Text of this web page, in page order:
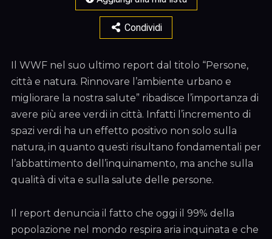
Condividi
Il WWF nel suo ultimo report dal titolo “Persone,
città e natura. Rinnovare l’ambiente urbano e
migliorare la nostra salute” ribadisce l’importanza di
avere più aree verdi in città. Infatti l’incremento di
spazi verdi ha un effetto positivo non solo sulla
natura, in quanto questi risultano fondamentali per
l’abbattimento dell’inquinamento, ma anche sulla
qualità di vita e sulla salute delle persone.
Il report denuncia il fatto che oggi il 99% della
popolazione nel mondo respira aria inquinata e che